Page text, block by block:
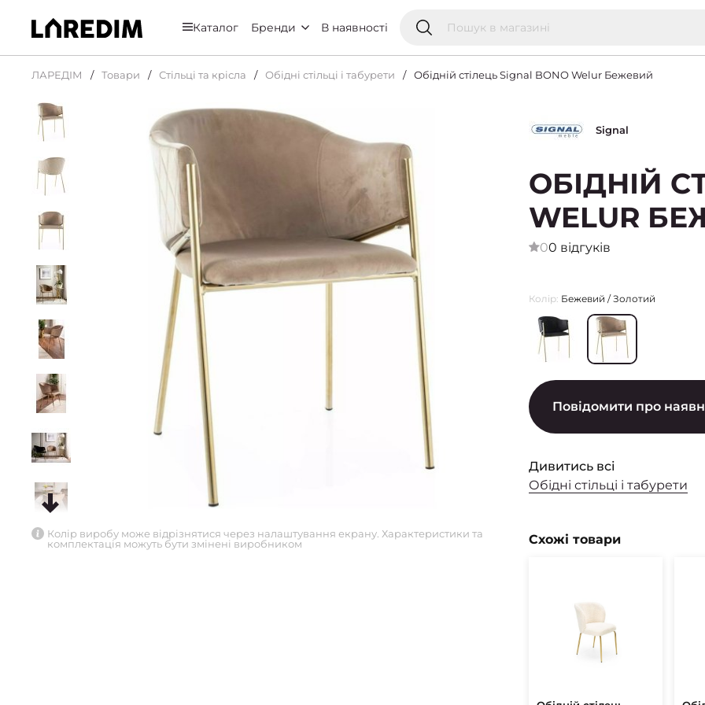
Каталог Бренди В наявності
ЛАРЕДІМ Товари Стільці та крісла Обідні стільці і табурети Обідній стілець Signal BONO Welur Бежевий
Колір виробу може відрізнятися через налаштування екрану. Характеристики та
комплектація можуть бути змінені виробником
Signal
ОБІДНІЙ
WELUR
00 відгуків
Колір: Бежевий / Золотий
Повідомити про
Дивитись всі
Обідні стільці і табурети
Схожі товари